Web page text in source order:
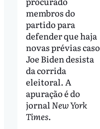
membros do
partido para
defender que haja
novas prévias caso
Joe Biden desista
da corrida
eleitoral. A
apuração é do
jornal New York
Times.